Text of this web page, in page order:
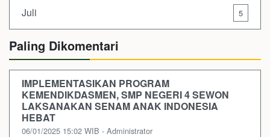
Juli 5
Paling Dikomentari
IMPLEMENTASIKAN PROGRAM
KEMENDIKDASMEN, SMP NEGERI 4 SEWON
LAKSANAKAN SENAM ANAK INDONESIA
HEBAT
06/01/2025 15:02 WIB - Administrator